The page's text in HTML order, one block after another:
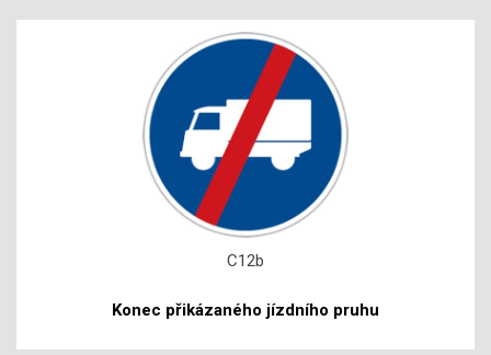
C12b
Konec přikázaného jízdního pruhu